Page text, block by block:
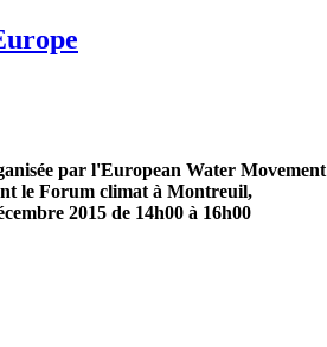
par l'European Water Movement
le Forum climat à Montreuil,
2015 de 14h00 à 16h00